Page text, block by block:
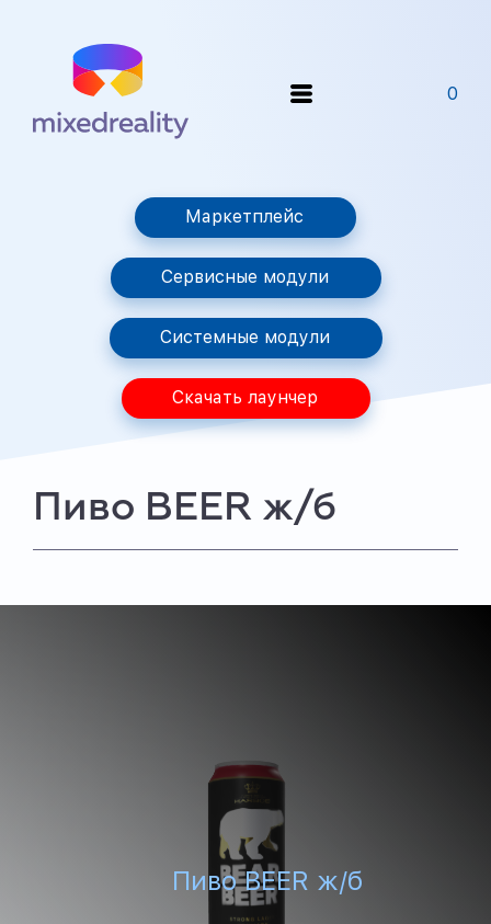
0
Маркетплейс
Сервисные модули
Системные модули
Скачать лаунчер
Пиво BEER ж/б
Пиво BEER ж/б